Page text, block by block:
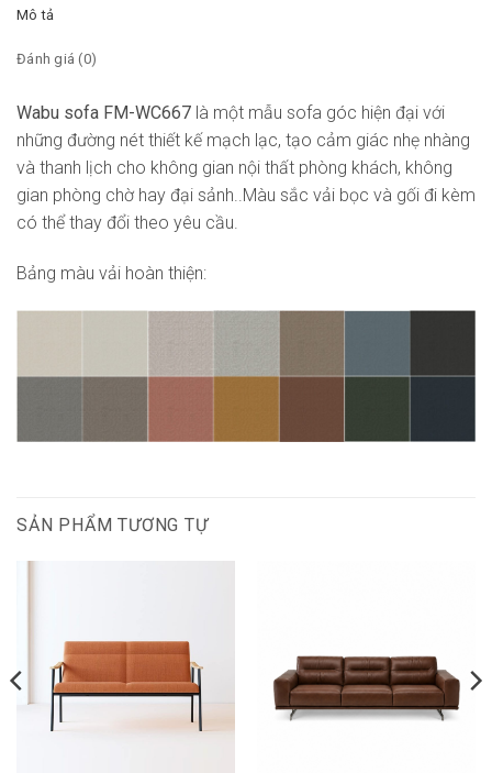
Mô tả
Đánh giá (0)
Wabu sofa FM-WC667 là một mẫu sofa góc hiện đại với
những đường nét thiết kế mạch lạc, tạo cảm giác nhẹ nhàng
và thanh lịch cho không gian nội thất phòng khách, không
gian phòng chờ hay đại sảnh..Màu sắc vải bọc và gối đi kèm
có thể thay đổi theo yêu cầu.
Bảng màu vải hoàn thiện:
SẢN PHẨM TƯƠNG TỰ